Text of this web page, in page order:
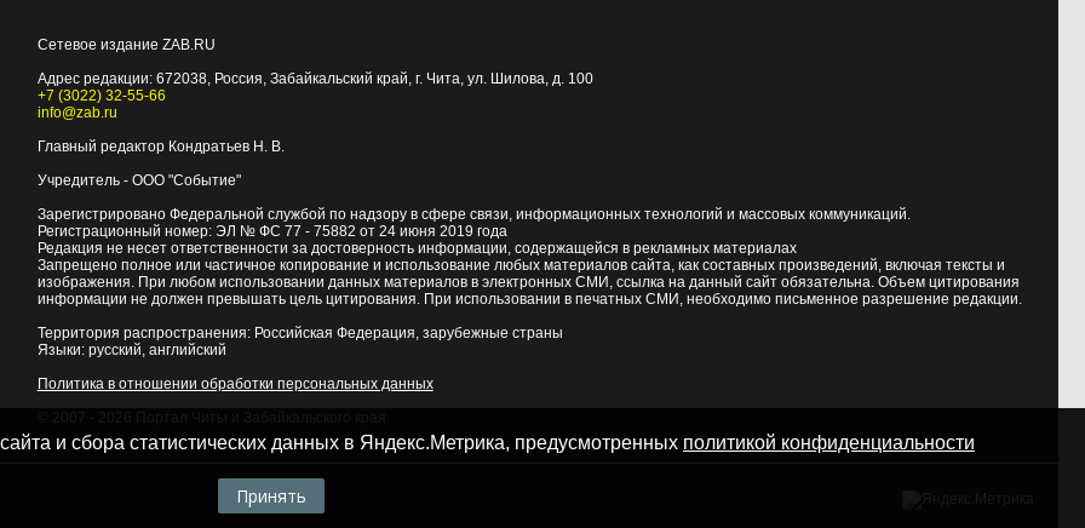
Сетевое издание ZAB.RU
Адрес редакции: 672038, Россия, Забайкальский край, г. Чита, ул. Шилова, д. 100
+7 (3022) 32-55-66
info@zab.ru
Главный редактор Кондратьев Н. В.
Учредитель - ООО "Событие"
Зарегистрировано Федеральной службой по надзору в сфере связи, информационных технологий и массовых коммуникаций.
Регистрационный номер: ЭЛ № ФС 77 - 75882 от 24 июня 2019 года
Редакция не несет ответственности за достоверность информации, содержащейся в рекламных материалах
Запрещено полное или частичное копирование и использование любых материалов сайта, как составных произведений, включая тексты и
изображения. При любом использовании данных материалов в электронных СМИ, ссылка на данный сайт обязательна. Объем цитирования
информации не должен превышать цель цитирования. При использовании в печатных СМИ, необходимо письменное разрешение редакции.
Территория распространения: Российская Федерация, зарубежные страны
Языки: русский, английский
Политика в отношении обработки персональных данных
и сбора статистических данных в Яндекс.Метрика, предусмотренных политикой конфиденциальности
Принять